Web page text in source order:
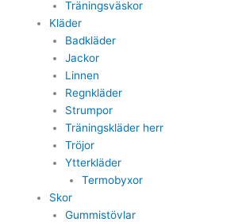
Träningsväskor
Kläder
Badkläder
Jackor
Linnen
Regnkläder
Strumpor
Träningskläder herr
Tröjor
Ytterkläder
Termobyxor
Skor
Gummistövlar